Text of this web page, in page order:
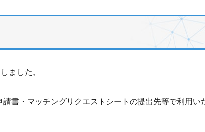
ました。
書・マッチングリクエストシートの提出先等で利用い